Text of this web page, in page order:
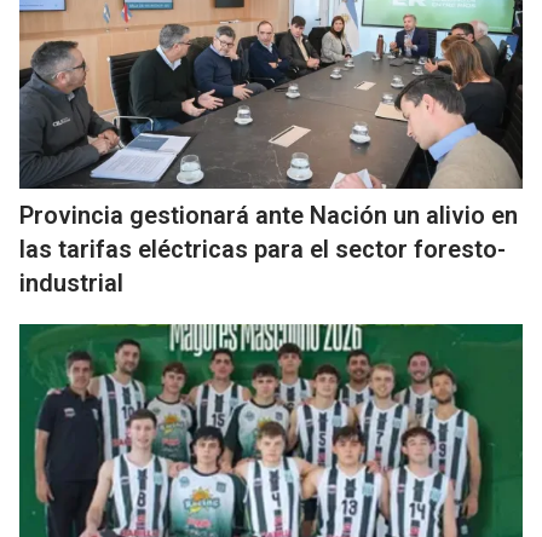
Provincia gestionará ante Nación un alivio en
las tarifas eléctricas para el sector foresto-
industrial